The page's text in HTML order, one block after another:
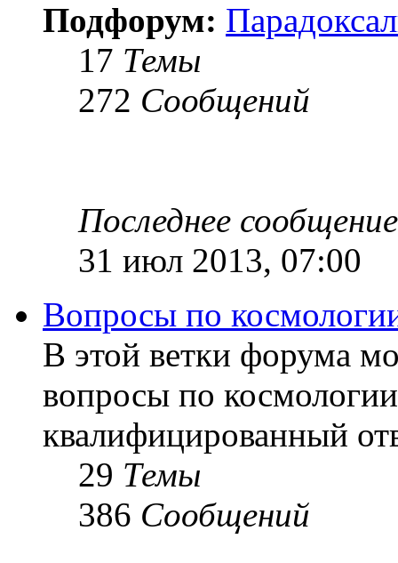
Подфорум:
17 Темы
272 Сообщений
Последнее сообщение
31 июл 2013, 07:00
Вопросы по
В этой ветки форума
вопросы по
квалифицированный
29 Темы
386 Сообщений